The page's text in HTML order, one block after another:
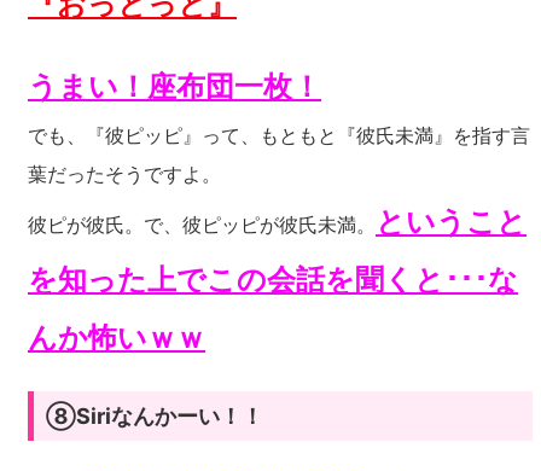
うまい！座布団一枚！
でも、『彼ピッピ』って、もともと『彼氏未満』を指す言
葉だったそうですよ。
彼ピが彼氏。で、彼ピッピが彼氏未満。
ということ
を知った上でこの会話を聞くと･･･な
んか怖いｗｗ
⑧Siriなんかーい！！